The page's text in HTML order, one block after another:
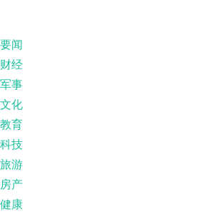
要闻
财经
军事
文化
教育
科技
旅游
房产
健康